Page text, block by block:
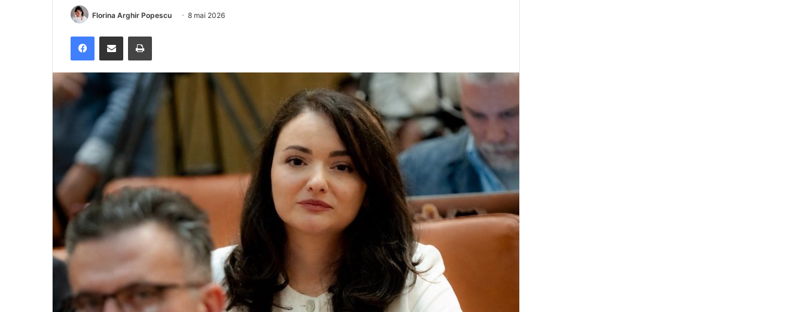
Florina Arghir Popescu 8 mai 2026
FacebookDistribuie prin e-mail Imprimare